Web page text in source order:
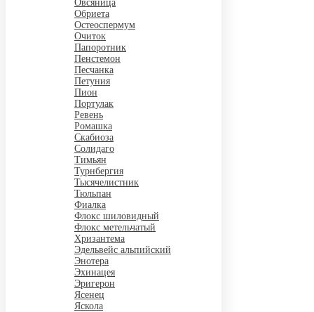
Овсяница
Обриета
Остеоспермум
Очиток
Папоротник
Пенстемон
Песчанка
Петуния
Пион
Портулак
Ревень
Ромашка
Скабиоза
Солидаго
Тимьян
Турнбергия
Тысячелистник
Тюльпан
Фиалка
Флокс шиловидный
Флокс метельчатый
Хризантема
Эдельвейс альпийский
Энотера
Эхинацея
Эригерон
Ясенец
Яскола